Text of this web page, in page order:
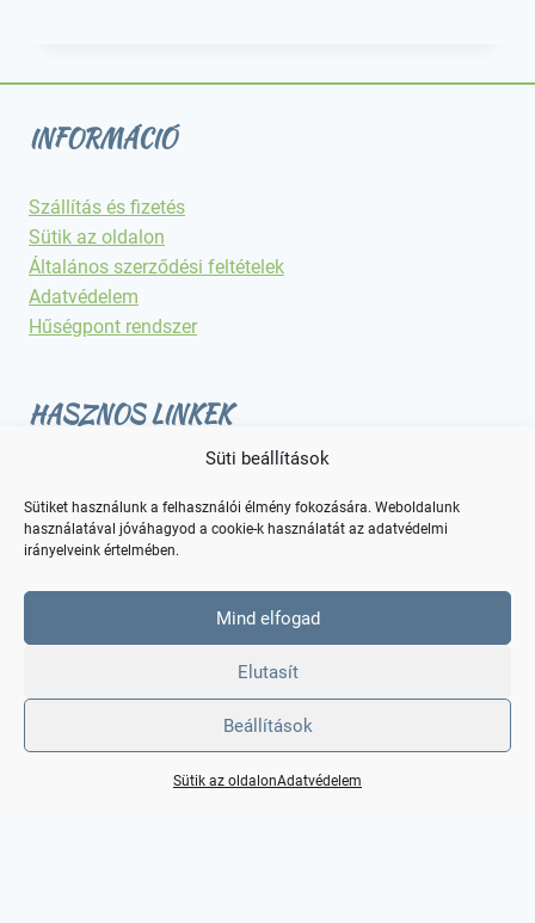
Süti beállítások
Sütiket használunk a felhasználói élmény fokozására. Weboldalunk
használatával jóváhagyod a cookie-k használatát az adatvédelmi
irányelveink értelmében.
Mind elfogad
Elutasít
Beállítások
Sütik az oldalonAdatvédelem
INFORMÁCIÓ
Szállítás és fizetés
Sütik az oldalon
Általános szerződési feltételek
Adatvédelem
Hűségpont rendszer
HASZNOS LINKEK
Hűségpontjaim
Rendeléseim